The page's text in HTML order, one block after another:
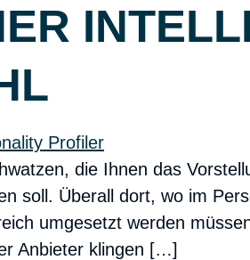
die Ihnen das
soll. Überall dort, wo im
umgesetzt werden
Anbieter klingen […]